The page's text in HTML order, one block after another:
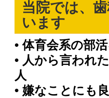
当院では、
います
• 体育会系の部
• 人から言われ
人
• 嫌なことにも